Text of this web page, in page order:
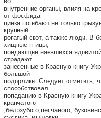
внутренние органы, влияя на
от фосфида
цинка погибают не только
крупный
рогатый скот, а также люди. В
хищные птицы,
поедающие наевшихся
страдают
занесенные в Красную книгу
большой
подорлики..Следует отметить,
способствовал
попаданию в Красную книгу
крапчатого
,белозубого,песчаного,